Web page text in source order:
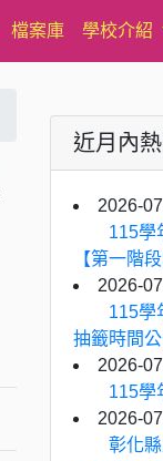
檔案庫 學校介紹
近月內
2026-
115學
【第一階
2026-
115學
抽籤時間
2026-
115學
2026-
彰化